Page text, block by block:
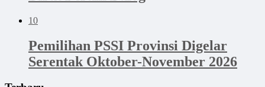
10
Pemilihan PSSI Provinsi Digelar
Serentak Oktober-November 2026